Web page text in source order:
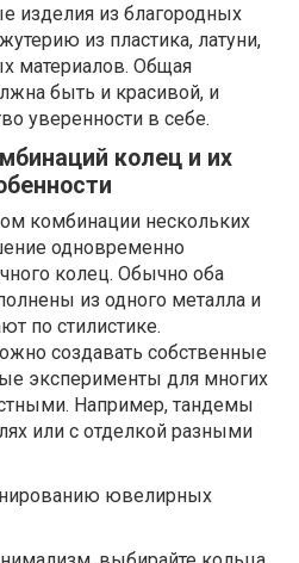
из благородных
из пластика, латуни,
материалов. Общая
быть и красивой, и
уверенности в себе.
колец и их
комбинации нескольких
одновременно
колец. Обычно оба
из одного металла и
по стилистике.
создавать собственные
эксперименты для многих
Например, тандемы
или с отделкой разными
ювелирных